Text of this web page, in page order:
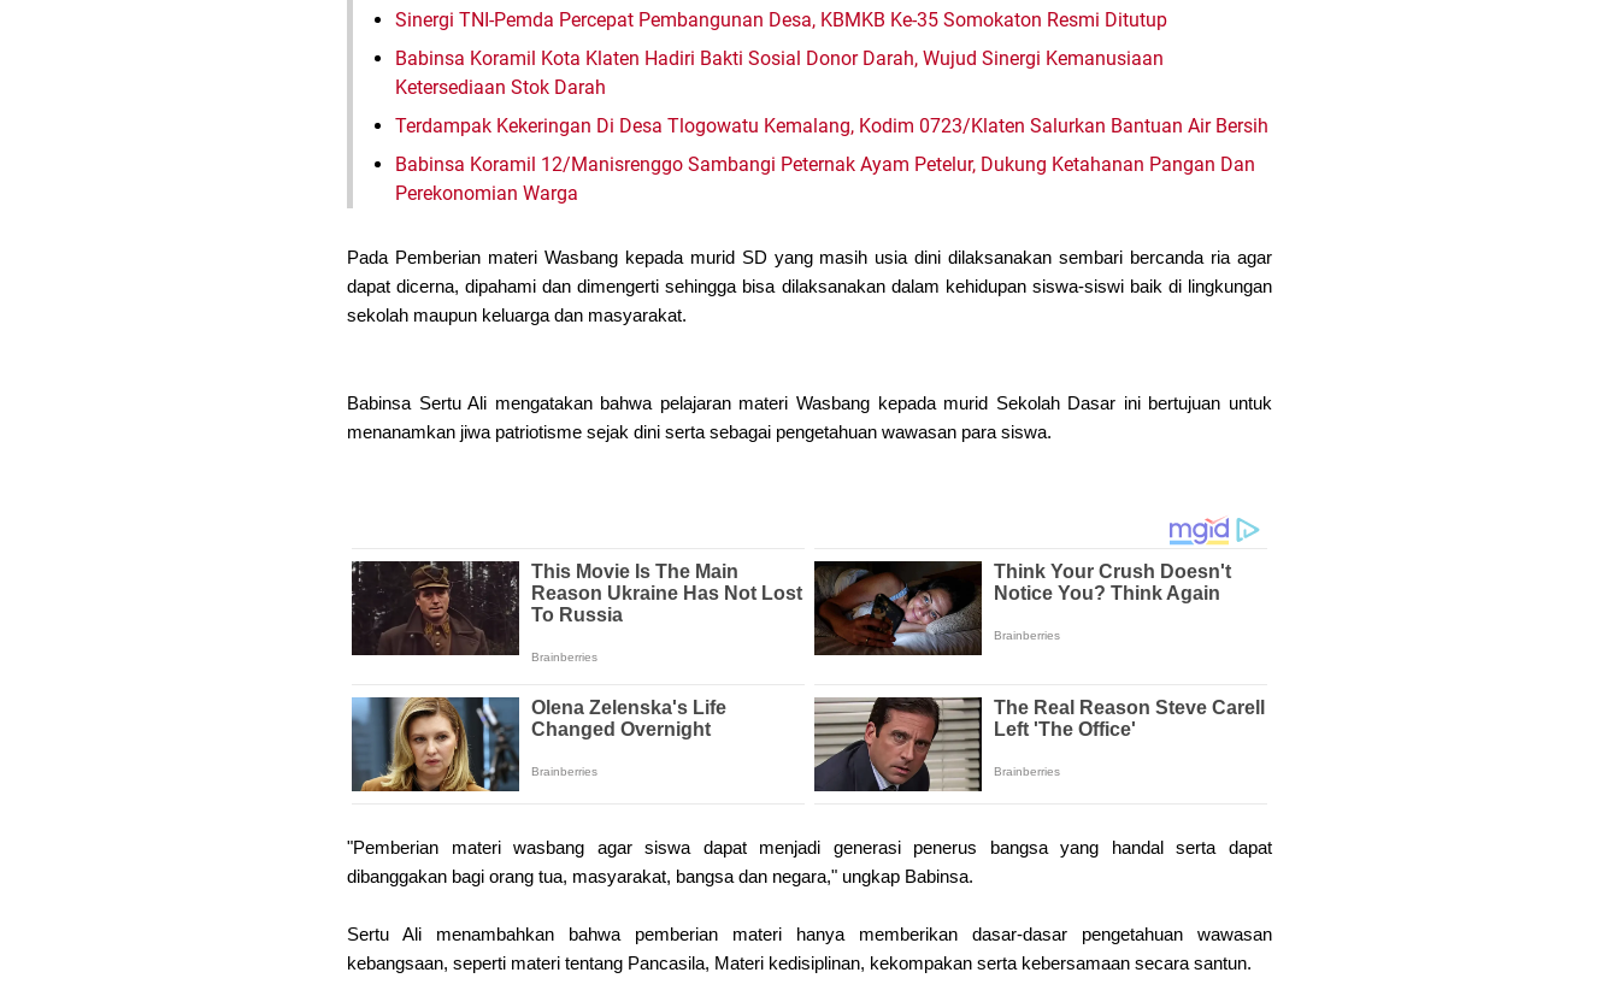
Sinergi TNI-Pemda Percepat Pembangunan Desa, KBMKB Ke-35 Somokaton Resmi Ditutup
Babinsa Koramil Kota Klaten Hadiri Bakti Sosial Donor Darah, Wujud Sinergi Kemanusiaan
Ketersediaan Stok Darah
Terdampak Kekeringan Di Desa Tlogowatu Kemalang, Kodim 0723/Klaten Salurkan Bantuan Air Bersih
Babinsa Koramil 12/Manisrenggo Sambangi Peternak Ayam Petelur, Dukung Ketahanan Pangan Dan
Perekonomian Warga
Pada Pemberian materi Wasbang kepada murid SD yang masih usia dini dilaksanakan sembari bercanda ria agar
dapat dicerna, dipahami dan dimengerti sehingga bisa dilaksanakan dalam kehidupan siswa-siswi baik di lingkungan
sekolah maupun keluarga dan masyarakat.
Babinsa Sertu Ali mengatakan bahwa pelajaran materi Wasbang kepada murid Sekolah Dasar ini bertujuan untuk
menanamkan jiwa patriotisme sejak dini serta sebagai pengetahuan wawasan para siswa.
"Pemberian materi wasbang agar siswa dapat menjadi generasi penerus bangsa yang handal serta dapat
dibanggakan bagi orang tua, masyarakat, bangsa dan negara," ungkap Babinsa.
Sertu Ali menambahkan bahwa pemberian materi hanya memberikan dasar-dasar pengetahuan wawasan
kebangsaan, seperti materi tentang Pancasila, Materi kedisiplinan, kekompakan serta kebersamaan secara santun.